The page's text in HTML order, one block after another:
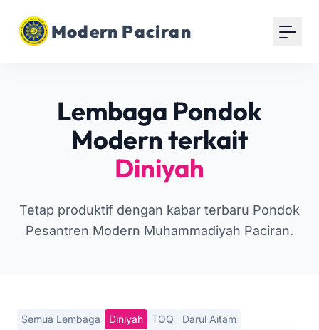
Modern Paciran
Lembaga Pondok
Modern terkait
Diniyah
Tetap produktif dengan kabar terbaru Pondok
Pesantren Modern Muhammadiyah Paciran.
Semua Lembaga Diniyah TOQ
Darul Aitam